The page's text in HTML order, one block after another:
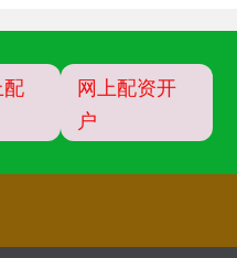
网上配资开
户